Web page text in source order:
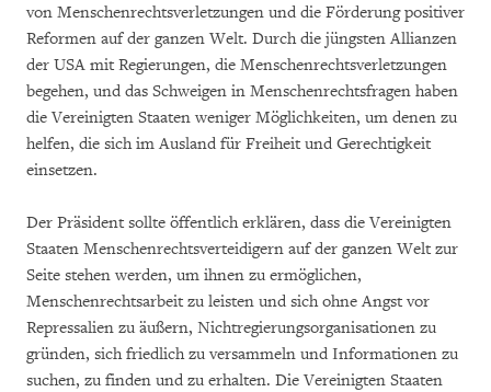
von Menschenrechtsverletzungen und die Förderung positiver
Reformen auf der ganzen Welt. Durch die jüngsten Allianzen
der USA mit Regierungen, die Menschenrechtsverletzungen
begehen, und das Schweigen in Menschenrechtsfragen haben
die Vereinigten Staaten weniger Möglichkeiten, um denen zu
helfen, die sich im Ausland für Freiheit und Gerechtigkeit
einsetzen.
Der Präsident sollte öffentlich erklären, dass die Vereinigten
Staaten Menschenrechtsverteidigern auf der ganzen Welt zur
Seite stehen werden, um ihnen zu ermöglichen,
Menschenrechtsarbeit zu leisten und sich ohne Angst vor
Repressalien zu äußern, Nichtregierungsorganisationen zu
gründen, sich friedlich zu versammeln und Informationen zu
suchen, zu finden und zu erhalten. Die Vereinigten Staaten